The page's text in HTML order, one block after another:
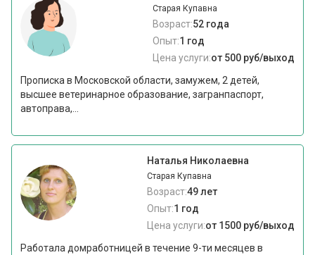
Старая Купавна
Возраст:52 года
Опыт:1 год
Цена услуги:от 500 руб/выход
Прописка в Московской области, замужем, 2 детей,
высшее ветеринарное образование, загранпаспорт,
автоправа,...
Наталья Николаевна
Старая Купавна
Возраст:49 лет
Опыт:1 год
Цена услуги:от 1500 руб/выход
Работала домработницей в течение 9-ти месяцев в